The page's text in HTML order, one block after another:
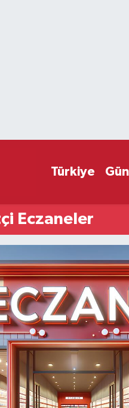
Türkiye
Eczaneler